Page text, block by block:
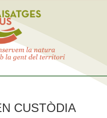
CUSTÒDIA